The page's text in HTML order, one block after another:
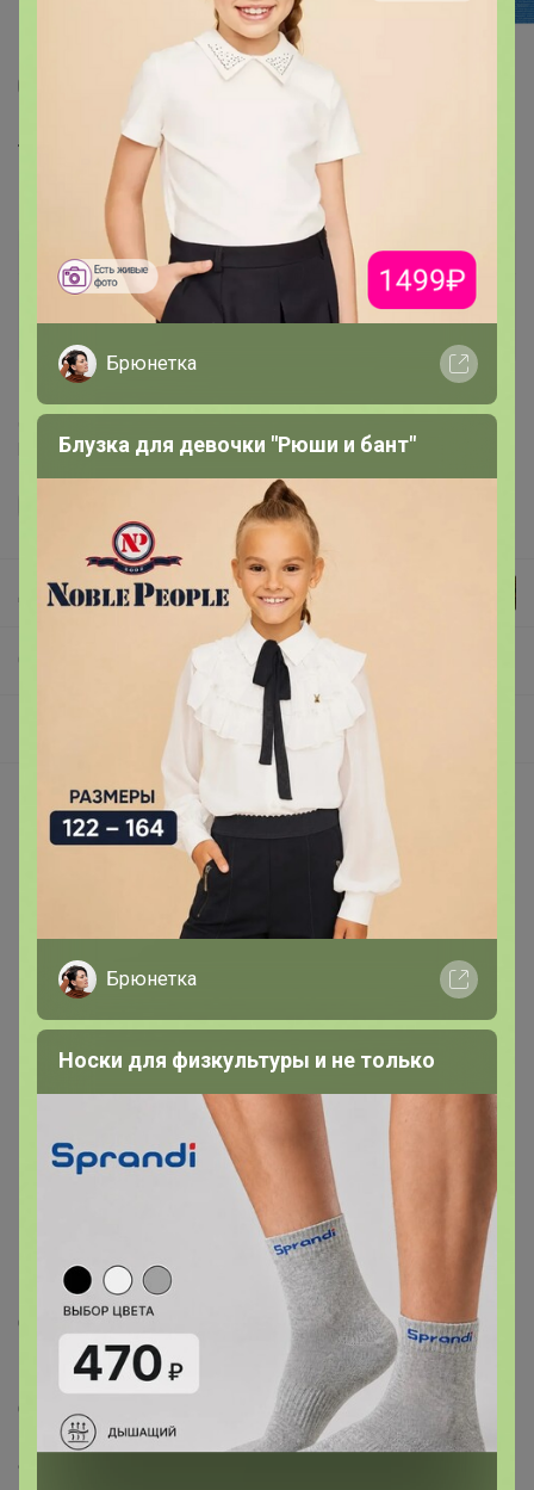
Туалетная бумага Mon Rulon, влажная, 80
141,04р
Доставка ~ 7 дней с момента включения в
счет
После 14 августа 2026 г.
Делая заказ, Вы подтверждаете что ознакомлены с
регламентом выкупаи соглашаетесь сдоговором оферты
Джилка
Покупают вместе
Цена за 2 уп. Влажные
салфетки «Эконом
Smart», для всей семьи,
120,4р
-43%
212,5р
Влажные салфетки
«Эконом» Smart, детские,
120 шт.
Описание
Страна: Россия
В боксе: 20 набор
В наборе: 80 набор
Состав: См. на упаковке
Материалы: см. на упаковке
Фасовка: по 1 набор
Брюнетка
Блузка для девочки "Рюши и бант"
Брюнетка
Носки для физкультуры и не только